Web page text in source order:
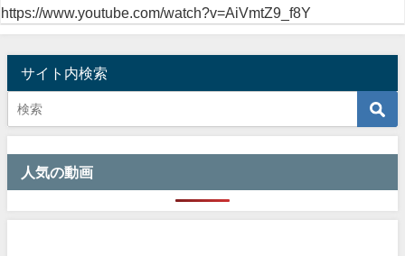
https://www.youtube.com/watch?v=AiVmtZ9_f8Y
サイト内検索
人気の動画